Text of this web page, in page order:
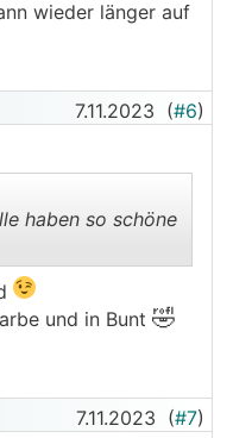
wieder länger auf
7.11.2023 (#6)
haben so schöne
und in Bunt 🤣
7.11.2023 (#7)